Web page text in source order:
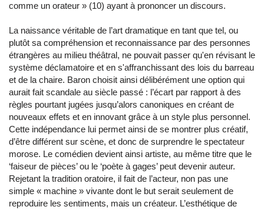
comme un orateur » (10) ayant à prononcer un discours.
La naissance véritable de l’art dramatique en tant que tel, ou
plutôt sa compréhension et reconnaissance par des personnes
étrangères au milieu théâtral, ne pouvait passer qu'en révisant le
système déclamatoire et en s'affranchissant des lois du barreau
et de la chaire. Baron choisit ainsi délibérément une option qui
aurait fait scandale au siècle passé : l’écart par rapport à des
règles pourtant jugées jusqu’alors canoniques en créant de
nouveaux effets et en innovant grâce à un style plus personnel.
Cette indépendance lui permet ainsi de se montrer plus créatif,
d’être différent sur scène, et donc de surprendre le spectateur
morose. Le comédien devient ainsi artiste, au même titre que le
‘faiseur de pièces’ ou le ‘poète à gages’ peut devenir auteur.
Rejetant la tradition oratoire, il fait de l’acteur, non pas une
simple « machine » vivante dont le but serait seulement de
reproduire les sentiments, mais un créateur. L’esthétique de